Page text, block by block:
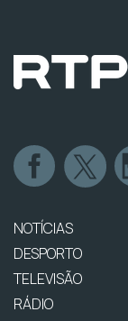
NOTÍCIAS
DESPORTO
TELEVISÃO
RÁDIO